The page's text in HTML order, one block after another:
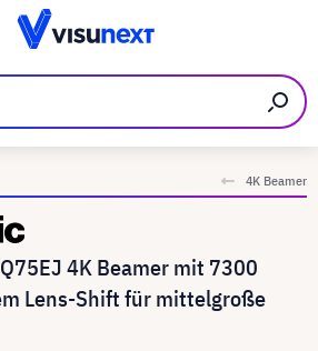
4K Beamer
4K Beamer mit 7300
Lens-Shift für mittelgroße